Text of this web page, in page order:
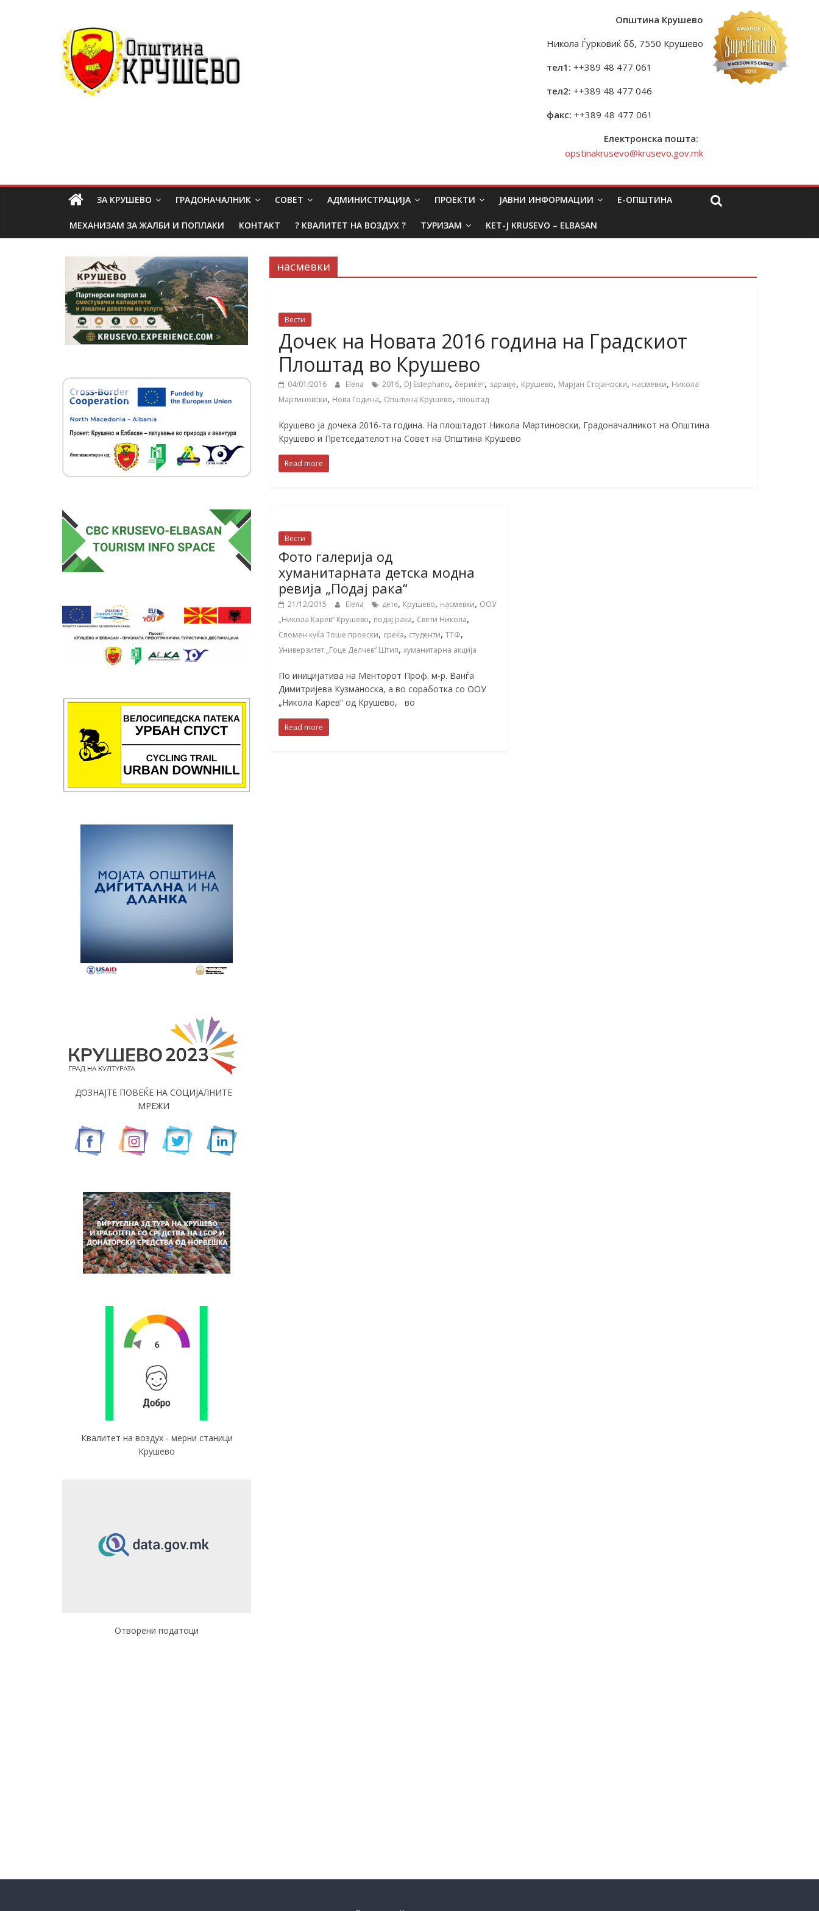
Општина Крушево
Никола Ѓурковиќ бб, 7550 Крушево
тел1: ++389 48 477 061
тел2: ++389 48 477 046
факс: ++389 48 477 061
Електронска пошта:
opstinakrusevo@krusevo.gov.mk
ЗА КРУШЕВО ГРАДОНАЧАЛНИК СОВЕТ АДМИНИСТРАЦИЈА ПРОЕКТИ ЈАВНИ ИНФОРМАЦИИ Е-ОПШТИНА
МЕХАНИЗАМ ЗА ЖАЛБИ И ПОПЛАКИ КОНТАКТ ? КВАЛИТЕТ НА ВОЗДУХ ? ТУРИЗАМ KET-J KRUSEVO – ELBASAN
насмевки
Вести
Дочек на Новата 2016 година на Градскиот
Плоштад во Крушево
04/01/2016 Elena 2016, DJ Estephano, бериќет, здравје, Крушево, Марјан Стојаноски, насмевки, Никола
Мартиновски, Нова Година, Општина Крушево, плоштад
Крушево ја дочека 2016-та година. На плоштадот Никола Мартиновски, Градоначалникот на Општина
Крушево и Претседателот на Совет на Општина Крушево
Read more
Вести
Фото галерија од
хуманитарната детска модна
ревија „Подај рака“
21/12/2015 Elena дете, Крушево, насмевки, ООУ
„Никола Карев“ Крушево, подај рака, Свети Никола,
Спомен куќа Тоше проески, среќа, студенти, ТТФ,
Универзитет „Гоце Делчев“ Штип, хуманитарна акција
По иницијатива на Менторот Проф. м-р. Ванѓа
Димитријева Кузманоска, а во соработка со ООУ
„Никола Карев“ од Крушево, во
Read more
ДОЗНАЈТЕ ПОВЕЌЕ НА СОЦИЈАЛНИТЕ
МРЕЖИ
Квалитет на воздух - мерни станици
Крушево
Отворени податоци